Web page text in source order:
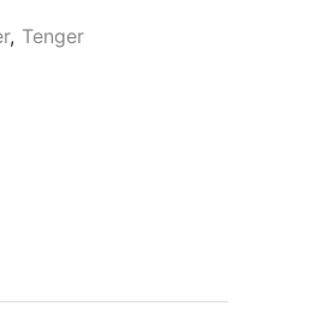
, Tenger